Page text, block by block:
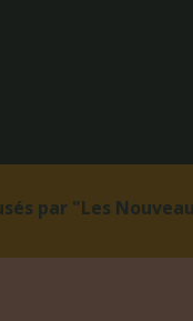
par "Les